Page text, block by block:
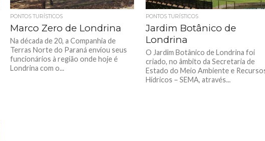
PONTOS TURÍSTICOS
Marco Zero de Londrina
Na década de 20, a Companhia de
Terras Norte do Paraná enviou seus
funcionários à região onde hoje é
Londrina com o...
PONTOS TURÍSTICOS
Jardim Botânico de
Londrina
O Jardim Botânico de Londrina foi
criado, no âmbito da Secretaria de
Estado do Meio Ambiente e
Hídricos – SEMA, através...